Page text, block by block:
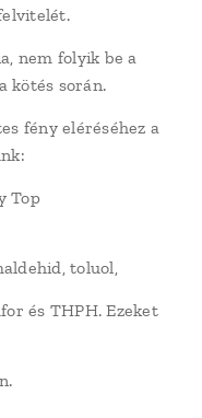
nem folyik be a
kötés során.
fény eléréséhez a
Top
toluol,
és THPH. Ezeket